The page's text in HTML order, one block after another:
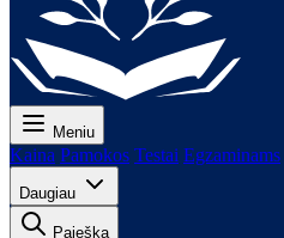
Meniu
Kaina Pamokos Testai Egzaminams
Daugiau
Paieška